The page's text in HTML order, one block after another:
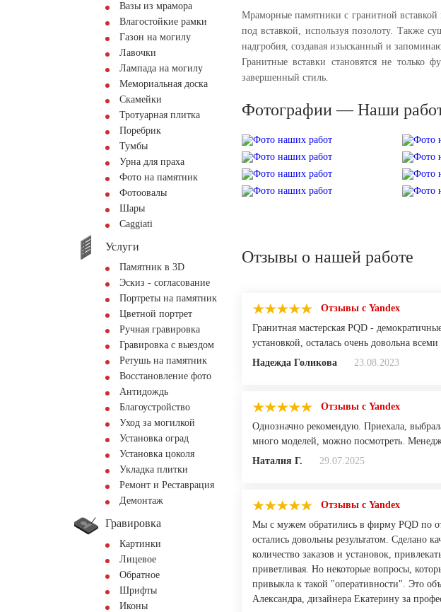
Вазы из мрамора
Влагостойкие рамки
Газон на могилу
Лавочки
Лампада на могилу
Мемориальная доска
Скамейки
Тротуарная плитка
Поребрик
Тумбы
Урна для праха
Фото на памятник
Фотоовалы
Шары
Сaggiati
Услуги
Памятник в 3D
Эскиз - согласование
Портреты на памятник
Цветной портрет
Ручная гравировка
Гравировка с выездом
Ретушь на памятник
Восстановление фото
Антидождь
Благоустройство
Уход за могилкой
Установка оград
Установка цоколя
Укладка плитки
Ремонт и Реставрация
Демонтаж
Гравировка
Картинки
Лицевое
Обратное
Шрифты
Иконы
Мраморные памятники с гранитной
под вставкой, используя позолоту. Также
надгробия, создавая изысканный и
Гранитные вставки становятся не только
завершенный стиль.
Фотографии — Наши
Отзывы о нашей работе
Отзывы с Yandex
Гранитная мастерская PQD -
установкой, осталась очень довольна
Надежда Голикова
23.08.2023
Отзывы с Yandex
Однозначно рекомендую. Приехала,
много моделей, можно посмотреть.
Наталия Г.
29.07.2025
Отзывы с Yandex
Мы с мужем обратились в фирму PQD по
остались довольны результатом. Сделано
количество заказов и установок,
приветливая. Но некоторые вопросы,
привыкла к такой "оперативности". Это
Александра, дизайнера Екатерину за